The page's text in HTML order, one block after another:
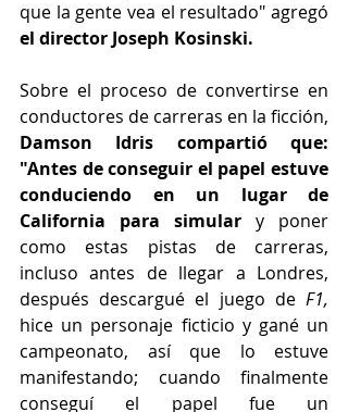
el director Joseph Kosinski.
Sobre el proceso de convertirse en
Damson Idris compartió que:
"Antes de conseguir el papel estuve
conduciendo en un lugar de
California para simular y poner
como estas pistas de carreras,
incluso antes de llegar a Londres,
después descargué el juego de F1,
hice un personaje ficticio y gané un
campeonato, así que lo estuve
manifestando; cuando finalmente
conseguí el papel fue un